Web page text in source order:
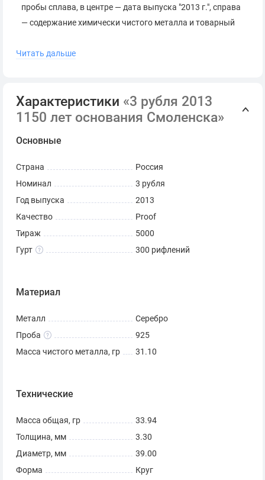
пробы сплава, в центре — дата выпуска "2013 г.", справа
— содержание химически чистого металла и товарный
Поставляется в оригинальной капсуле.
Сопровождается сертификатом Банка России.
*Серия и номер сертификата могут отличаться от
Читать дальше
Характеристики «3 рубля 2013
1150 лет основания Смоленска»
Основные
Страна
Россия
Номинал
3 рубля
Год выпуска
2013
Качество
Proof
Тираж
5000
Гурт
300 рифлений
Материал
Металл
Серебро
Проба
925
Масса чистого металла, гр
31.10
Технические
Масса общая, гр
33.94
Толщина, мм
3.30
Диаметр, мм
39.00
Форма
Круг